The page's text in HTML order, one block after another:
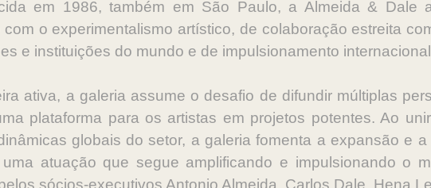
em 1986, também em São Paulo, a Almeida & Dale
com o experimentalismo artístico, de colaboração estreita
e instituições do mundo e de impulsionamento
ativa, a galeria assume o desafio de difundir múltiplas
plataforma para os artistas em projetos potentes. Ao
globais do setor, a galeria fomenta a expansão e
atuação que segue amplificando e impulsionando o
sócios-executivos Antonio Almeida, Carlos Dale, Hena